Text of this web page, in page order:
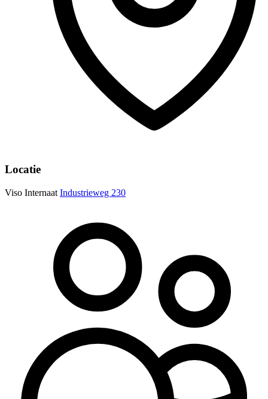
Locatie
Viso Internaat Industrieweg 230